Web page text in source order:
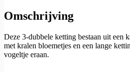
Omschrijving
Deze 3-dubbele ketting bestaan uit een
met kralen bloemetjes en een lange
vogeltje eraan.